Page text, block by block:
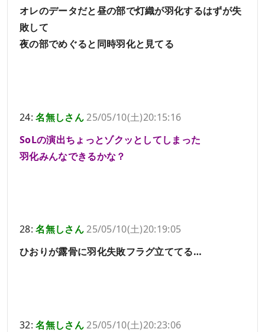
オレのデータだと昼の部で灯織が羽化するはずが失
敗して
夜の部でめぐると同時羽化と見てる
24:名無しさん25/05/10(土)20:15:16
SoLの演出ちょっとゾクッとしてしまった
羽化みんなできるかな？
28:名無しさん25/05/10(土)20:19:05
ひおりが露骨に羽化失敗フラグ立ててる…
32:名無しさん25/05/10(土)20:23:06